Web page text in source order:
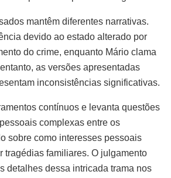
mantêm diferentes narrativas.
devido ao estado alterado por
do crime, enquanto Mário clama
as versões apresentadas
inconsistências significativas.
contínuos e levanta questões
complexas entre os
sobre como interesses pessoais
tragédias familiares. O julgamento
detalhes dessa intricada trama nos